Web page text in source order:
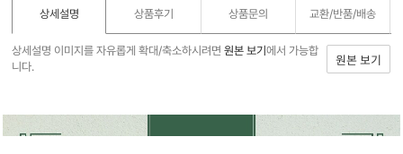
상세설명 상품후기 상품문의 교환/반품/배송
상세설명 이미지를 자유롭게 확대/축소하시려면원본 보기에서 가능합
니다.
원본 보기